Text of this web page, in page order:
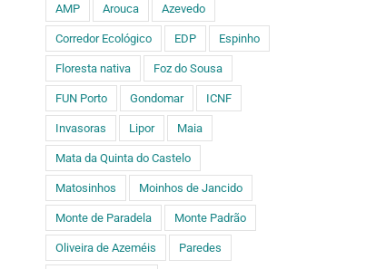
AMP Arouca Azevedo
Corredor Ecológico EDP Espinho
Floresta nativa Foz do Sousa
FUN Porto Gondomar ICNF
Invasoras Lipor Maia
Mata da Quinta do Castelo
Matosinhos Moinhos de Jancido
Monte de Paradela Monte Padrão
Oliveira de Azeméis Paredes